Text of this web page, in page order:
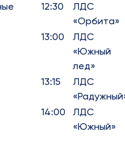
12:30
ЛДС
«Орбита»
13:00
ЛДС
«Южный
лед»
13:15
ЛДС
14:00
ЛДС
«Южный»